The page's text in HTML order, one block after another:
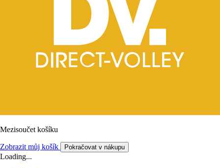
Mezisoučet košíku
Zobrazit můj košík Pokračovat v nákupu
Loading...